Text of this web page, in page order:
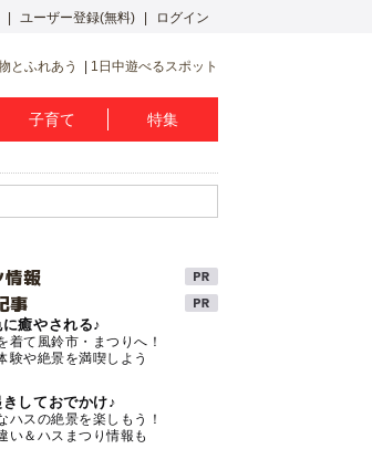
ユーザー登録(無料) ログイン
とふれあう 1日中遊べるスポット
子育て 特集
報
事
癒やされる♪
着て風鈴市・まつりへ！
験や絶景を満喫しよう
しておでかけ♪
ハスの絶景を楽しもう！
い＆ハスまつり情報も